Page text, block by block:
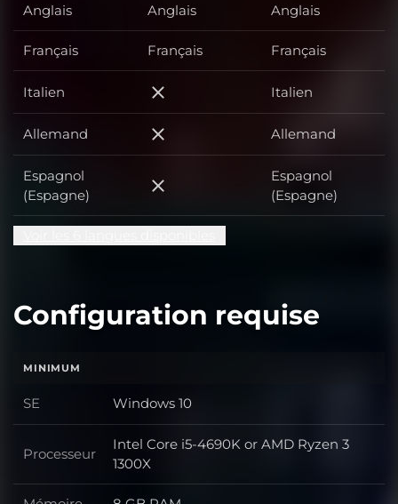
Anglais Anglais Anglais
Français Français Français
Italien Italien Italien
Allemand Allemand Allemand
Espagnol
(Espagne)
Espagnol (Espagne)
Espagnol
(Espagne)
Configuration requise
MINIMUM
SE SE
Windows 10
Processeur Processeur
Intel Core i5-4690K or AMD Ryzen 3
1300X